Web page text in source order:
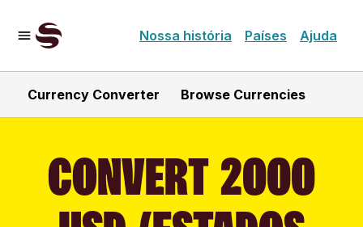
Nossa história Países Ajuda
Currency Converter Browse Currencies
CONVERT 2000